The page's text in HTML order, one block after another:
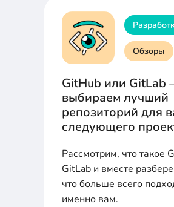
Обзоры
GitHub или GitLab
выбираем лучший
репозиторий для
следующего
Рассмотрим, что такое
GitLab и вместе
что больше всего
именно вам.